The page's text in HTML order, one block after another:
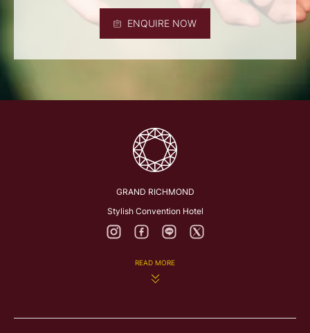
ENQUIRE NOW
GRAND RICHMOND
Stylish Convention Hotel
READ MORE